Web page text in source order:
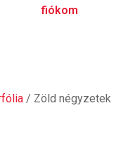
fiókom
/ Zöld négyzetek